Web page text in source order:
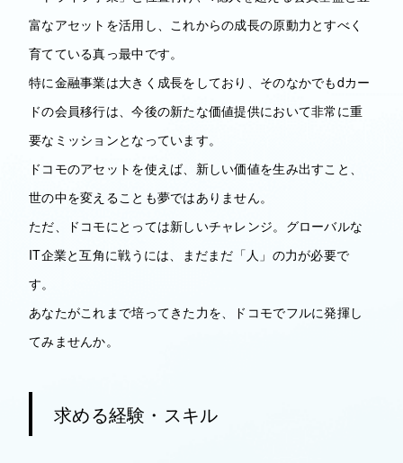
富なアセットを活用し、これからの成長の原動力とすべく
育てている真っ最中です。
特に金融事業は大きく成長をしており、そのなかでもdカー
ドの会員移行は、今後の新たな価値提供において非常に重
要なミッションとなっています。
ドコモのアセットを使えば、新しい価値を生み出すこと、
世の中を変えることも夢ではありません。
ただ、ドコモにとっては新しいチャレンジ。グローバルな
IT企業と互角に戦うには、まだまだ「人」の力が必要で
す。
あなたがこれまで培ってきた力を、ドコモでフルに発揮し
てみませんか。
求める経験・スキル